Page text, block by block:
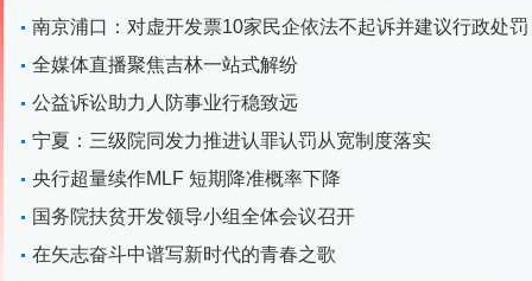
南京浦口：对虚开发票10家民企依法不起诉并建议行政处罚
全媒体直播聚焦吉林一站式解纷
公益诉讼助力人防事业行稳致远
宁夏：三级院同发力推进认罪认罚从宽制度落实
央行超量续作MLF 短期降准概率下降
国务院扶贫开发领导小组全体会议召开
在矢志奋斗中谱写新时代的青春之歌